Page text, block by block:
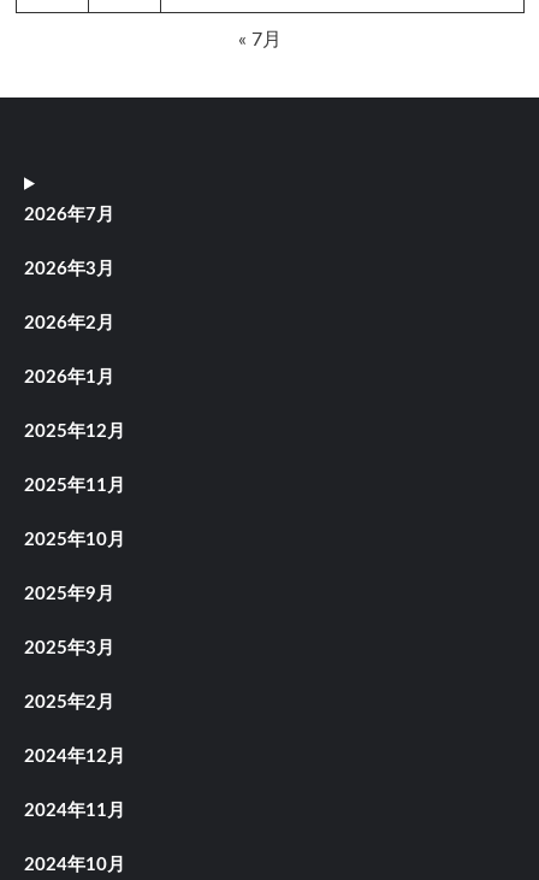
« 7月
2026年7月
2026年3月
2026年2月
2026年1月
2025年12月
2025年11月
2025年10月
2025年9月
2025年3月
2025年2月
2024年12月
2024年11月
2024年10月